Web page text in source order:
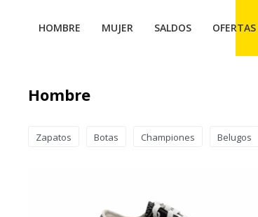
HOMBRE MUJER SALDOS OFERTAS
Hombre
Zapatos Botas Championes Belugos